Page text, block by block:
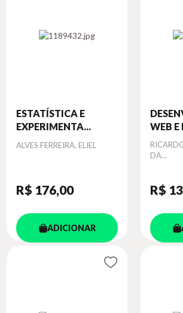
ESTATÍSTICA E
EXPERIMENTA...
Autor
ALVES FERREIRA, ELIEL
R$ 176,00
ADICIONAR
WEB E
Autor
DA...
R$